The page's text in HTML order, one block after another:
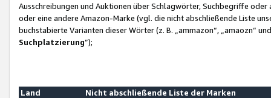
Ausschreibungen und Auktionen über Schlagwörter, Suchbegriffe
oder eine andere Amazon-Marke (vgl. die nicht abschließende Liste
buchstabierte Varianten dieser Wörter (z. B. „ammazon“, „amaozn“
Suchplatzierung”);
Land
Nicht abschließende Liste der Marken